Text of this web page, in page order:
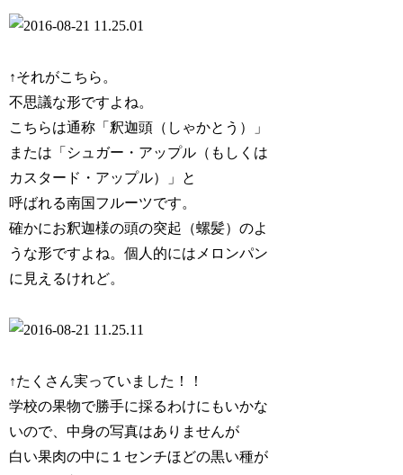
↑それがこちら。
不思議な形ですよね。
こちらは通称「釈迦頭（しゃかとう）」
または「シュガー・アップル（もしくは
カスタード・アップル）」と
呼ばれる南国フルーツです。
確かにお釈迦様の頭の突起（螺髪）のよ
うな形ですよね。個人的にはメロンパン
に見えるけれど。
↑たくさん実っていました！！
学校の果物で勝手に採るわけにもいかな
いので、中身の写真はありませんが
白い果肉の中に１センチほどの黒い種が